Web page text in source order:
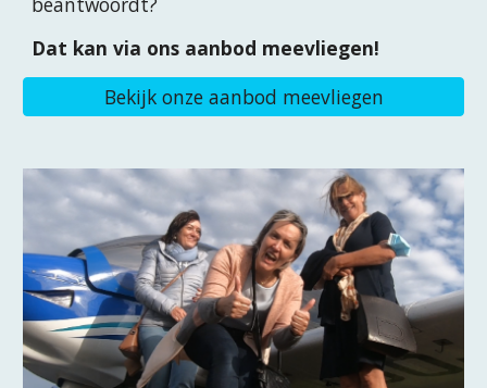
Dat kan via ons aanbod meevliegen!
Bekijk onze aanbod meevliegen